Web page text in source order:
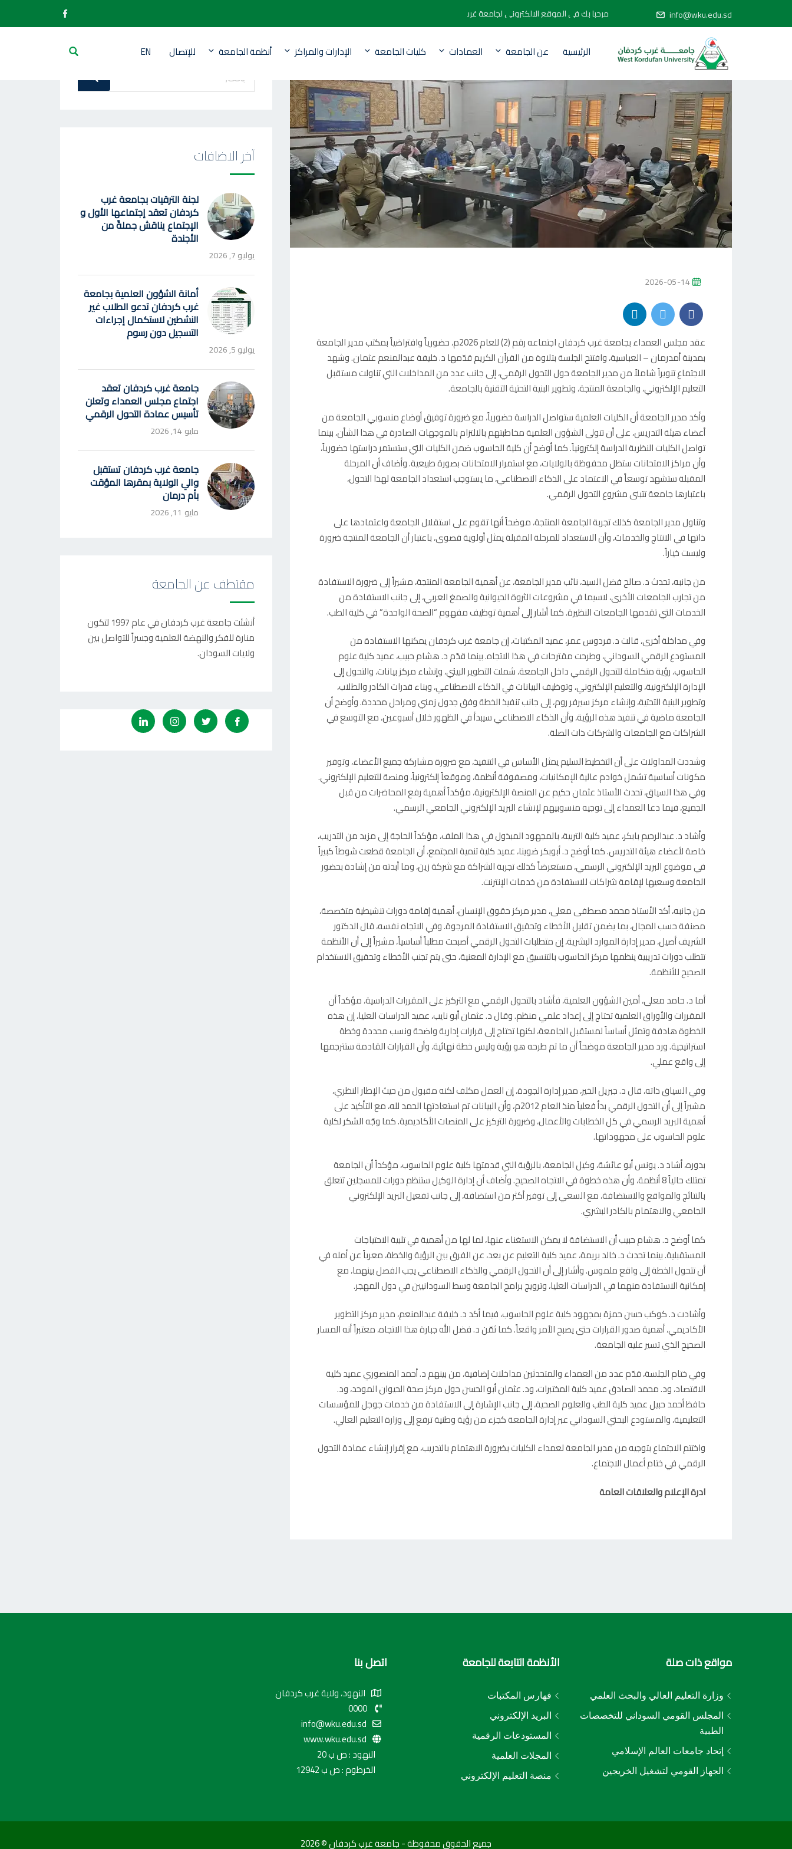
info@wku.edu.sd مرحبا بك في الموقع الالكتروني لجامعة غرب كردفان
الرئيسية عن الجامعة العمادات كليات الجامعة الإدارات والمراكز أنظمة الجامعة للإتصال EN
P
S
T
E
D
O
N
2026-05-14
عقد مجلس العمداء بجامعة غرب كردفان اجتماعه رقم (2) للعام 2026م، حضورياً وافتراضياً بمكتب مدير الجامعة
بمدينة أمدرمان – العباسية، وافتتح الجلسة بتلاوة من القرآن الكريم قدّمها د. خليفة عبدالمنعم عثمان. وشهد
الاجتماع تنويراً شاملاً من مدير الجامعة حول التحول الرقمي، إلى جانب عدد من المداخلات التي تناولت مستقبل
التعليم الإلكتروني، والجامعة المنتجة، وتطوير البنية التحتية التقنية بالجامعة.
وأكد مدير الجامعة أن الكليات العلمية ستواصل الدراسة حضورياً، مع ضرورة توفيق أوضاع منسوبي الجامعة من
أعضاء هيئة التدريس، على أن تتولى الشؤون العلمية مخاطبتهم بالالتزام بالموجهات الصادرة في هذا الشأن، بينما
تواصل الكليات النظرية الدراسة إلكترونياً. كما أوضح أن كلية الحاسوب ضمن الكليات التي ستستمر دراستها حضورياً،
وأن مراكز الامتحانات ستظل محفوظة بالولايات، مع استمرار الامتحانات بصورة طبيعية. وأضاف أن المرحلة
المقبلة ستشهد توسعاً في الاعتماد على الذكاء الاصطناعي، ما يستوجب استعداد الجامعة لهذا التحول،
باعتبارها جامعة تتبنى مشروع التحول الرقمي.
وتناول مدير الجامعة كذلك تجربة الجامعة المنتجة، موضحاً أنها تقوم على استقلال الجامعة واعتمادها على
ذاتها في الانتاج والخدمات، وأن الاستعداد للمرحلة المقبلة يمثل أولوية قصوى، باعتبار أن الجامعة المنتجة ضرورة
وليست خياراً.
من جانبه، تحدث د. صالح فضل السيد، نائب مدير الجامعة، عن أهمية الجامعة المنتجة، مشيراً إلى ضرورة الاستفادة
من تجارب الجامعات الأخرى، لاسيما في مشروعات الثروة الحيوانية والصمغ العربي، إلى جانب الاستفادة من
الخدمات التي تقدمها الجامعات النظيرة. كما أشار إلى أهمية توظيف مفهوم “الصحة الواحدة” في كلية الطب.
وفي مداخلة أخرى، قالت د. فردوس عمر، عميد المكتبات، إن جامعة غرب كردفان يمكنها الاستفادة من
المستودع الرقمي السوداني، وطرحت مقترحات في هذا الاتجاه. بينما قدّم د. هشام حبيب، عميد كلية علوم
الحاسوب، رؤية متكاملة للتحول الرقمي داخل الجامعة، شملت التطوير البيئي، وإنشاء مركز بيانات، والتحول إلى
الإدارة الإلكترونية، والتعليم الإلكتروني، وتوظيف البيانات في الذكاء الاصطناعي، وبناء قدرات الكادر والطلاب،
وتطوير البنية التحتية، وإنشاء مركز سيرفر روم، إلى جانب تنفيذ الخطة وفق جدول زمني ومراحل محددة. وأوضح أن
الجامعة ماضية في تنفيذ هذه الرؤية، وأن الذكاء الاصطناعي سيبدأ في الظهور خلال أسبوعين، مع التوسع في
الشراكات مع الجامعات والشركات ذات الصلة.
وشددت المداولات على أن التخطيط السليم يمثل الأساس في التنفيذ، مع ضرورة مشاركة جميع الأعضاء، وتوفير
مكونات أساسية تشمل خوادم عالية الإمكانيات، ومصفوفة أنظمة، وموقعاً إلكترونياً، ومنصة للتعليم الإلكتروني.
وفي هذا السياق، تحدث الأستاذ عثمان حكيم عن المنصة الإلكترونية، مؤكداً أهمية رفع المحاضرات من قبل
الجميع، فيما دعا العمداء إلى توجيه منسوبيهم لإنشاء البريد الإلكتروني الجامعي الرسمي.
وأشاد د. عبدالرحيم بابكر، عميد كلية التربية، بالمجهود المبذول في هذا الملف، مؤكداً الحاجة إلى مزيد من التدريب،
خاصة لأعضاء هيئة التدريس. كما أوضح د. أبوبكر ضوينا، عميد كلية تنمية المجتمع، أن الجامعة قطعت شوطاً كبيراً
في موضوع البريد الإلكتروني الرسمي، مستعرضاً كذلك تجربة الشراكة مع شركة زين، وما أبدته من إشادة بحضور
الجامعة وسعيها لإقامة شراكات للاستفادة من خدمات الإنترنت.
من جانبه، أكد الأستاذ محمد مصطفى معلى، مدير مركز حقوق الإنسان، أهمية إقامة دورات تنشيطية متخصصة،
مصنفة حسب المجال، بما يضمن تقليل الأخطاء وتحقيق الاستفادة المرجوة. وفي الاتجاه نفسه، قال الدكتور
الشريف أصيل، مدير إدارة الموارد البشرية، إن متطلبات التحول الرقمي أصبحت مطلباً أساسياً، مشيراً إلى أن الأنظمة
تتطلب دورات تدريبية ينظمها مركز الحاسوب بالتنسيق مع الإدارة المعنية، حتى يتم تجنب الأخطاء وتحقيق الاستخدام
الصحيح للأنظمة.
أما د. حامد معلى، أمين الشؤون العلمية، فأشاد بالتحول الرقمي مع التركيز على المقررات الدراسية، مؤكداً أن
المقررات والأوراق العلمية تحتاج إلى إعداد علمي منظم. وقال د. عثمان أبو نايب، عميد الدراسات العليا، إن هذه
الخطوة هادفة وتمثل أساساً لمستقبل الجامعة، لكنها تحتاج إلى قرارات إدارية واضحة ونسب محددة وخطة
استراتيجية. ورد مدير الجامعة موضحاً أن ما تم طرحه هو رؤية وليس خطة نهائية، وأن القرارات القادمة ستترجمها
إلى واقع عملي.
وفي السياق ذاته، قال د. جبريل الخير، مدير إدارة الجودة، إن العمل مكلف لكنه مقبول من حيث الإطار النظري،
مشيراً إلى أن التحول الرقمي بدأ فعلياً منذ العام 2012م، وأن البيانات تم استعادتها الحمد لله، مع التأكيد على
أهمية البريد الرسمي في كل الخطابات والأعمال، وضرورة التركيز على المنصات الأكاديمية. كما وجّه الشكر لكلية
علوم الحاسوب على مجهوداتها.
بدوره، أشاد د. يونس أبو عائشة، وكيل الجامعة، بالرؤية التي قدمتها كلية علوم الحاسوب، مؤكداً أن الجامعة
تمتلك حالياً 8 أنظمة، وأن هذه خطوة في الاتجاه الصحيح. وأضاف أن إدارة الوكيل ستنظم دورات للمسجلين تتعلق
بالنتائج والمواقع والاستضافة، مع السعي إلى توفير أكثر من استضافة، إلى جانب تفعيل البريد الإلكتروني
الجامعي والاهتمام بالكادر البشري.
كما أوضح د. هشام حبيب أن الاستضافة لا يمكن الاستغناء عنها، لما لها من أهمية في تلبية الاحتياجات
المستقبلية. بينما تحدث د. خالد بريمة، عميد كلية التعليم عن بعد، عن الفرق بين الرؤية والخطة، معرباً عن أمله في
أن تتحول الخطة إلى واقع ملموس. وأشار إلى أن التحول الرقمي والذكاء الاصطناعي يجب الفصل بينهما، مع
إمكانية الاستفادة منهما في الدراسات العليا، وترويج برامج الجامعة وسط السودانيين في دول المهجر.
وأشادت د. كوكب حسن حمزة بمجهود كلية علوم الحاسوب، فيما أكد د. خليفة عبدالمنعم، مدير مركز التطوير
الأكاديمي، أهمية صدور القرارات حتى يصبح الأمر واقعاً. كما ثمّن د. فضل الله جبارة هذا الاتجاه، معتبراً أنه المسار
الصحيح الذي تسير عليه الجامعة.
وفي ختام الجلسة، قدّم عدد من العمداء والمتحدثين مداخلات إضافية، من بينهم د. أحمد المنصوري عميد كلية
الاقتصاد، ود. محمد الصادق عميد كلية المختبرات، ود. عثمان أبو الحسن حول مركز صحة الحيوان الموحد، ود.
حافظ أحمد حبيل عميد كلية الطب والعلوم الصحية، إلى جانب الإشارة إلى الاستفادة من خدمات جوجل للمؤسسات
التعليمية، والمستودع البحثي السوداني عبر إدارة الجامعة كجزء من رؤية وطنية ترفع إلى وزارة التعليم العالي.
واختتم الاجتماع بتوجيه من مدير الجامعة لعمداء الكليات بضرورة الاهتمام بالتدريب، مع إقرار إنشاء عمادة التحول
الرقمي في ختام أعمال الاجتماع.
ادرة الإعلام والعلاقات العامة
عن
بحث
آخر الاضافات
لجنة الترقيات بجامعة غرب
كردفان تعقد إجتماعها الأول و
الإجتماع يناقش جملةً من
الأجندة
يوليو 7, 2026
أمانة الشؤون العلمية بجامعة
غرب كردفان تدعو الطلاب غير
النشطين لاستكمال إجراءات
التسجيل دون رسوم
يوليو 5, 2026
جامعة غرب كردفان تعقد
اجتماع مجلس العمداء وتعلن
تأسيس عمادة التحول الرقمي
مايو 14, 2026
جامعة غرب كردفان تستقبل
والي الولاية بمقرها المؤقت
بأم درمان
مايو 11, 2026
مقتطف عن الجامعة
أنشئت جامعة غرب كردفان في عام 1997 لتكون
منارة للفكر والنهضة العلمية وجسراً للتواصل بين
ولايات السودان.
مواقع ذات صلة
وزارة التعليم العالي والبحث العلمي
المجلس القومي السوداني للتخصصات
الطبية
إتحاد جامعات العالم الإسلامي
الجهاز القومي لتشغيل الخريجين
الأنظمة التابعة للجامعة
فهارس المكتبات
البريد الإلكتروني
المستودعات الرقمية
المجلات العلمية
منصة التعليم الإلكتروني
اتصل بنا
النهود، ولاية غرب كردفان
info@wku.edu.sd
www.wku.edu.sd
النهود : ص ب 20
الخرطوم : ص ب 12942
جميع الحقوق محفوظة - جامعة غرب كردفان © 2026